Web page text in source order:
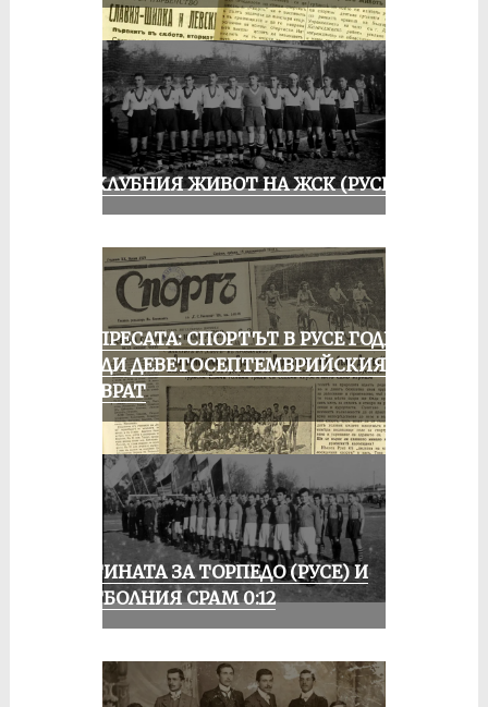
ИЗ КЛУБНИЯ ЖИВОТ НА ЖСК (РУСЕ)
ОТ ПРЕСАТА: СПОРТЪТ В РУСЕ ГОДИНА
ПРЕДИ ДЕВЕТОСЕПТЕМВРИЙСКИЯ
ПРЕВРАТ
ИСТИНАТА ЗА ТОРПЕДО (РУСЕ) И
ФУТБОЛНИЯ СРАМ 0:12